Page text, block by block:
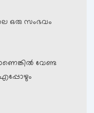
ഒരു സംഭവം
വേണ്ട